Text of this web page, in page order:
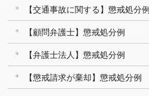
【交通事故に関する】懲戒処分例
【顧問弁護士】懲戒処分例
【弁護士法人】懲戒処分例
【懲戒請求が棄却】懲戒処分例